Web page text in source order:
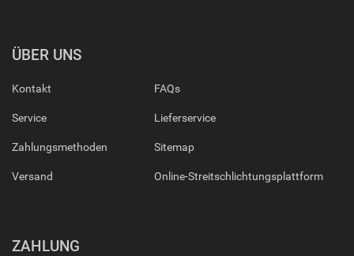
ÜBER UNS
Kontakt
Service
Zahlungsmethoden
Versand
FAQs
Lieferservice
Sitemap
Online-Streitschlichtungsplattform
ZAHLUNG